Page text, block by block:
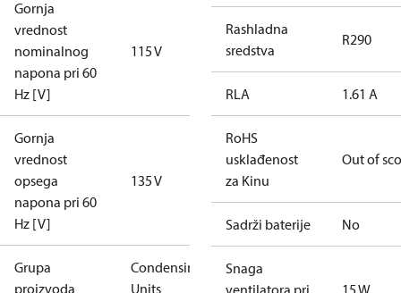
Gornja
vrednost
nominalnog
napona pri 60
Hz [V]
115 V
Gornja
vrednost
opsega
napona pri 60
Hz [V]
135 V
Grupa
proizvoda
Condensing
Units
Rashladna
sredstva
R290
RLA 1.61 A
RoHS
usklađenost
za Kinu
Out of
Sadrži baterije No
Snaga
ventilatora pri
15 W